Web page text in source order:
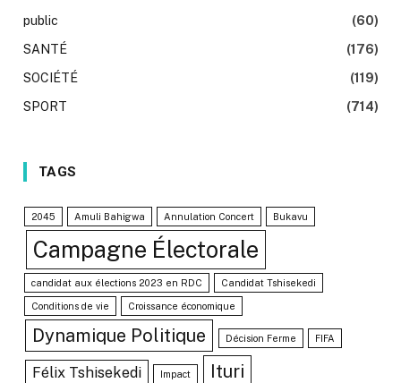
public
(60)
SANTÉ
(176)
SOCIÉTÉ
(119)
SPORT
(714)
TAGS
2045 Amuli Bahigwa Annulation Concert Bukavu
Campagne Électorale
candidat aux élections 2023 en RDC Candidat Tshisekedi
Conditions de vie Croissance économique
Dynamique Politique Décision Ferme FIFA
Félix Tshisekedi Impact Ituri